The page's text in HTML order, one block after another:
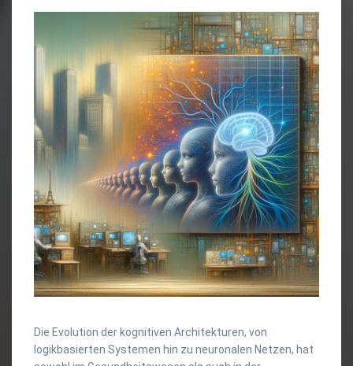
Die Evolution der kognitiven Architekturen, von
logikbasierten Systemen hin zu neuronalen Netzen, hat